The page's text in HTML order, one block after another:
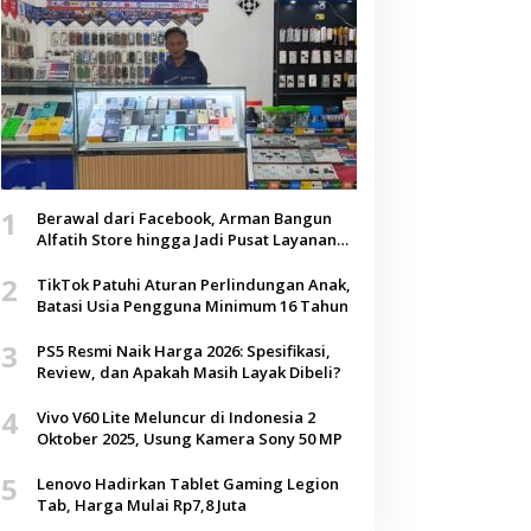
1
Berawal dari Facebook, Arman Bangun
Alfatih Store hingga Jadi Pusat Layanan
2
TikTok Patuhi Aturan Perlindungan Anak,
Batasi Usia Pengguna Minimum 16 Tahun
3
PS5 Resmi Naik Harga 2026: Spesifikasi,
Review, dan Apakah Masih Layak Dibeli?
4
Vivo V60 Lite Meluncur di Indonesia 2
Oktober 2025, Usung Kamera Sony 50 MP
5
Lenovo Hadirkan Tablet Gaming Legion
Tab, Harga Mulai Rp7,8 Juta